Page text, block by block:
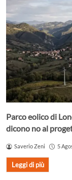
Parco eolico di
dicono no al
Saverio Zeni 5
Leggi di più